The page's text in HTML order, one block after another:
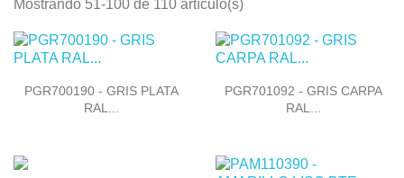
Mostrando 51-100 de 110 artículo(s)
Vista rápida
PGR700190 - GRIS PLATA
RAL...
Vista rápida
PGR701092 - GRIS CARPA
RAL...